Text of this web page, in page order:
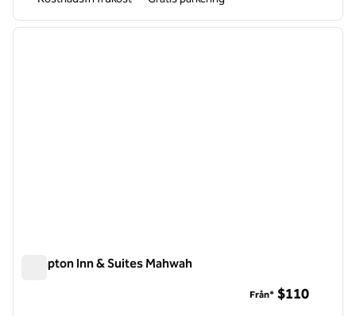
1 av 12
nästa
Hampton Inn & Suites Mahwah
Från* $110